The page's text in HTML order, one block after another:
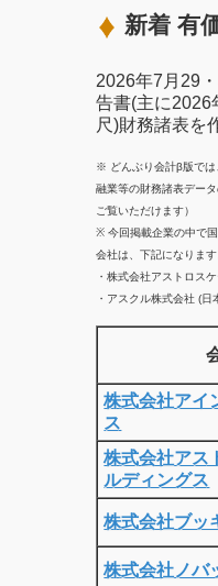
新着 有
2026年7月29
告書(主に2026
尺)財務諸表を
※ どんぶり会計β版では
融業等の財務諸表デー
ご覧いただけます）
※ 今回掲載企業の中で
会社は、下記になります
・株式会社アストロス
・アスクル株式会社 (日
株式会社アイ
ス
株式会社アス
ルディングス
株式会社ブッ
株式会社ノバ